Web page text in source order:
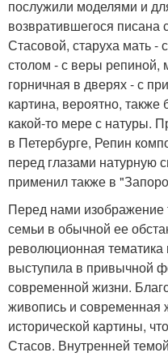
послужили моделями и
возвратившегося писана
Стасовой, старуха мать
столом - с веры репиной,
горничная в дверях - с
картина, вероятно,
какой-то мере с натуры.
в Петербурге, Репин
перед глазами натурную
применил также в
Перед нами изображение
семьи в обычной ее
революционная
выступила в привычной
современной жизни.
живопись и современная
исторической картины,
Стасов. Внутренней